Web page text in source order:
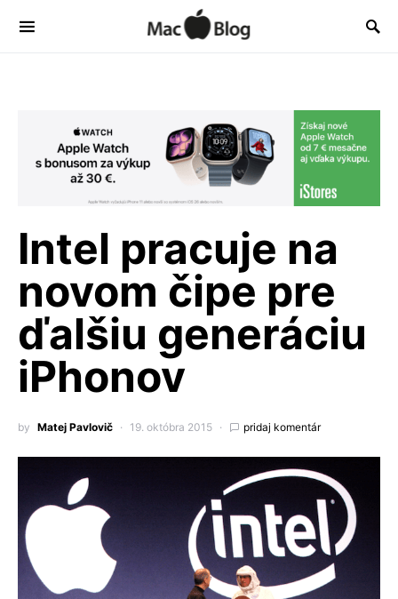
Intel pracuje na
novom čipe pre
ďalšiu generáciu
iPhonov
by Matej Pavlovič 19. októbra 2015 pridaj komentár